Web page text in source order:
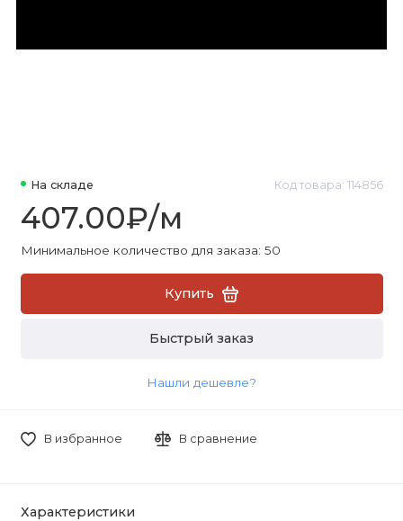
На складе Код товара: 114856
407.00₽/м
Минимальное количество для заказа: 50
Купить
Быстрый заказ
Нашли дешевле?
В избранное В сравнение
Характеристики